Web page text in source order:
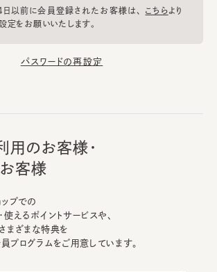
以前に会員登録されたお客様は、 こちらより
定をお願いいたします。
パスワードの再設定
用のお客様・
客様
ップでの
えるポイントサービスや、
まざまな特典を
プログラムをご用意しています。